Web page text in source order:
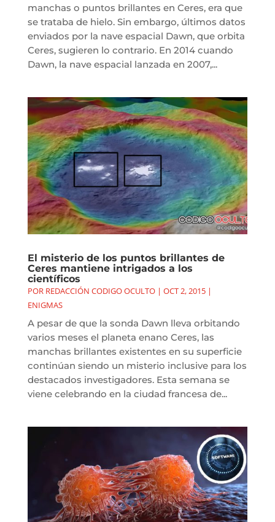
manchas o puntos brillantes en Ceres, era que
se trataba de hielo. Sin embargo, últimos datos
enviados por la nave espacial Dawn, que orbita
Ceres, sugieren lo contrario. En 2014 cuando
Dawn, la nave espacial lanzada en 2007,...
El misterio de los puntos brillantes de
Ceres mantiene intrigados a los
científicos
POR REDACCIÓN CODIGO OCULTO| OCT 2, 2015|
ENIGMAS
A pesar de que la sonda Dawn lleva orbitando
varios meses el planeta enano Ceres, las
manchas brillantes existentes en su superficie
continúan siendo un misterio inclusive para los
destacados investigadores. Esta semana se
viene celebrando en la ciudad francesa de...